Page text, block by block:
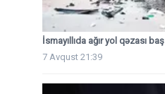
İsmayıllıda ağır yol qəzası
7 Avqust 21:39